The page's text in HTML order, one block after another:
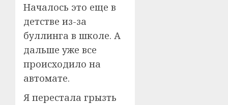
Началось это еще в
детстве из-за
буллинга в школе. А
дальше уже все
происходило на
автомате.
Я перестала грызть